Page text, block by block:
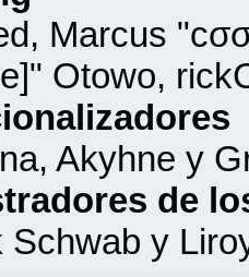
Marcus
Otowo,
Akyhne y
de
Schwab y